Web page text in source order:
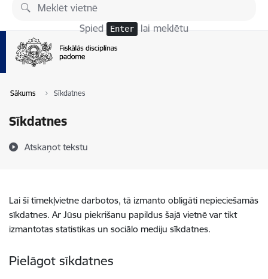
Pāriet uz lapas saturu
Spied Enter lai meklētu
Sākums Sīkdatnes
Sīkdatnes
Atskaņot tekstu
Lai šī tīmekļvietne darbotos, tā izmanto obligāti nepieciešamās
sīkdatnes. Ar Jūsu piekrišanu papildus šajā vietnē var tikt
izmantotas statistikas un sociālo mediju sīkdatnes.
Pielāgot sīkdatnes